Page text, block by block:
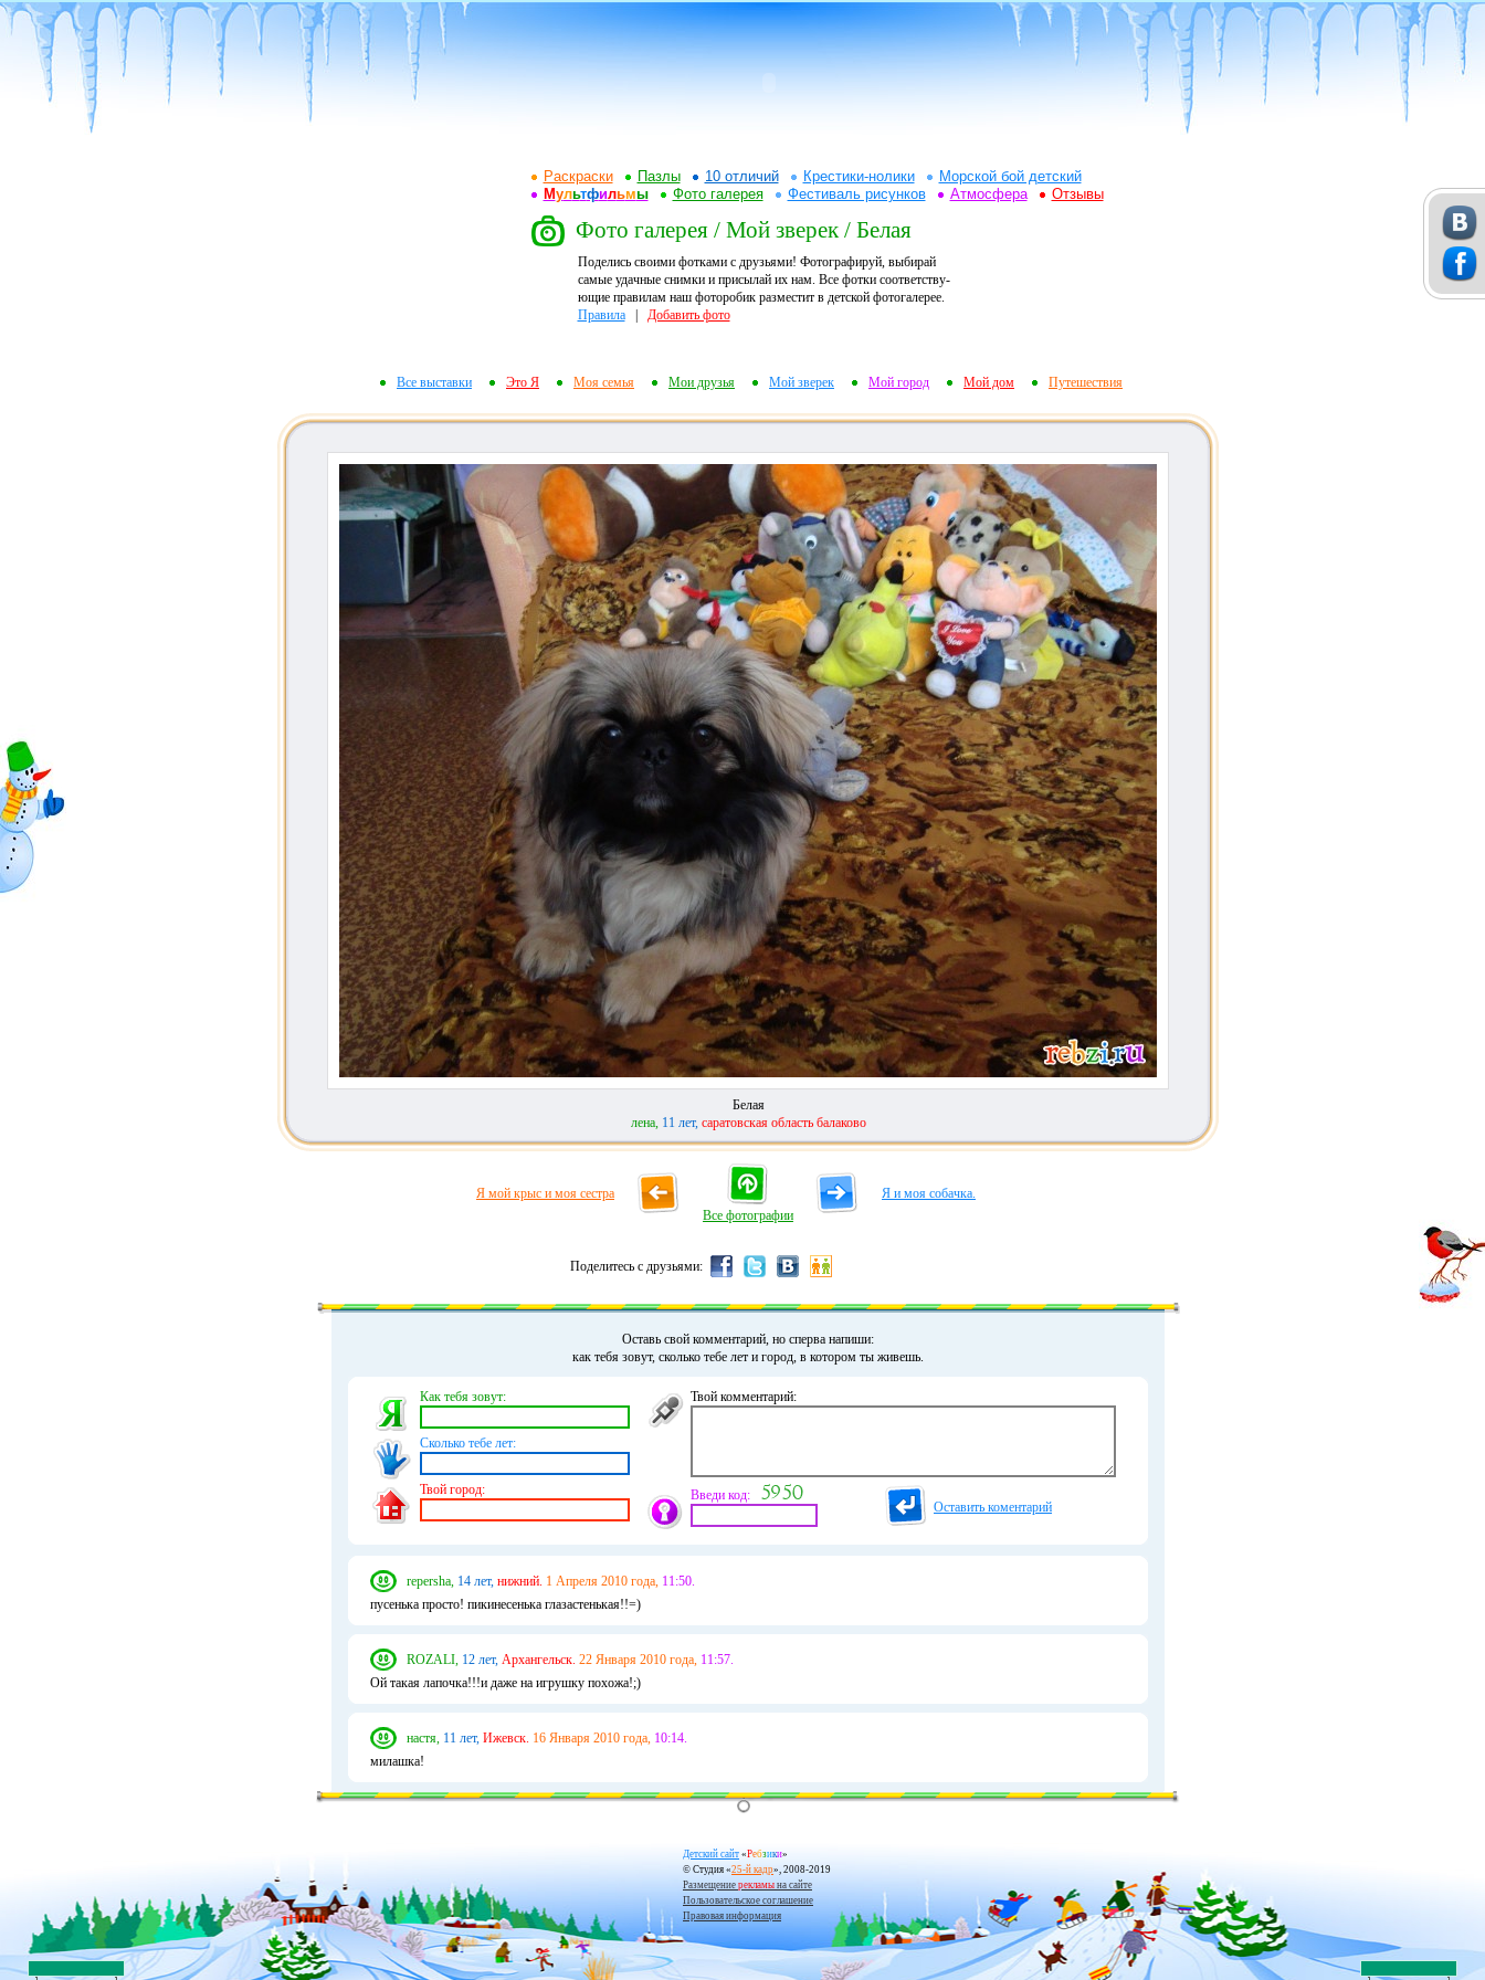
Раскраски Пазлы 10 отличий Крестики-нолики
Морской бой детский
Мультфильмы Фото галерея Фестиваль рисунков Атмосфера Отзывы
Фото галерея / Мой зверек / Белая
Поделись своими фотками с друзьями! Фотографируй, выбирай
самые удачные снимки и присылай их нам. Все фотки соответству-
ющие правилам наш фоторобик разместит в детской фотогалерее.
Правила| Добавить фото
Все выставки Это Я Моя семья Мои друзья Мой зверек Мой город Мой дом Путешествия
Белая
лена, 11 лет, саратовская область балаково
Я мой крыс и моя сестра
Все фотографии
Я и моя собачка.
Поделитесь с друзьями:
Оставь свой комментарий, но сперва напиши:
как тебя зовут, сколько тебе лет и город, в котором ты живешь.
Как тебя зовут:
Сколько тебе лет:
Твой город:
Твой комментарий:
Введи код:
Оставить коментарий
repersha, 14 лет, нижний. 1 Апреля 2010 года, 11:50.
пусенька просто! пикинесенька глазастенькая!!=)
ROZALI, 12 лет, Архангельск. 22 Января 2010 года, 11:57.
Ой такая лапочка!!!и даже на игрушку похожа!;)
настя, 11 лет, Ижевск. 16 Января 2010 года, 10:14.
милашка!
Детский сайт «Ребзики»
© Студия «25-й кадр», 2008-2019
Размещение рекламы на сайте
Пользовательское соглашение
Правовая информация